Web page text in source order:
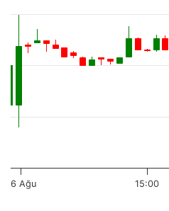
6 Ağu 15:00